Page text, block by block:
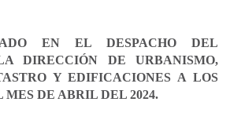
EN EL DESPACHO DEL
DIRECCIÓN DE URBANISMO,
Y EDIFICACIONES A LOS
DE ABRIL DEL 2024.